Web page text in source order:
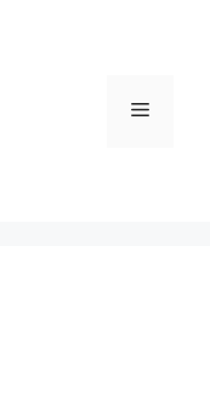
Menu